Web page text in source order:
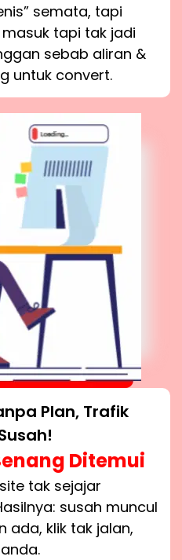
semata, tapi
tapi tak jadi
sebab aliran &
untuk convert.
Plan, Trafik
Ditemui
tak sejajar
susah muncul
ada, klik tak jalan,